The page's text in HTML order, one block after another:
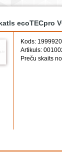
ecoTECpro
Kods:
Artikuls:
Preču skaits